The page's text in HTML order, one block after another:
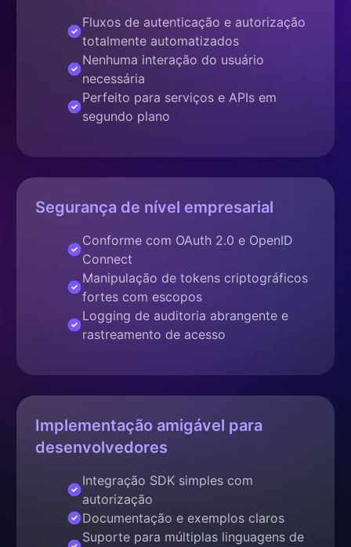
Fluxos de autenticação e autorização
totalmente automatizados
Nenhuma interação do usuário
necessária
Perfeito para serviços e APIs em
segundo plano
Segurança de nível empresarial
Conforme com OAuth 2.0 e OpenID
Connect
Manipulação de tokens criptográficos
fortes com escopos
Logging de auditoria abrangente e
rastreamento de acesso
Implementação amigável para
desenvolvedores
Integração SDK simples com
autorização
Documentação e exemplos claros
Suporte para múltiplas linguagens de